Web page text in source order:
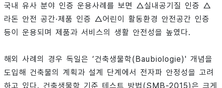
국내 유사 분야 인증 운용사례를 보면 △실내공기질 인증 △
라돈 안전 공간·제품 인증 △어린이 활동환경 안전공간 인증
등이 운용되며 제품과 서비스의 생활 안전성을 높였다.
해외 사례의 경우 독일은 ‘건축생물학(Baubiologie)' 개념을
도입해 건축물의 계획과 설계 단계에서 전자파 안정성을 고려
하고 있다. 건축생물학 기준 테스트 방법(SMB-2015)은 크게